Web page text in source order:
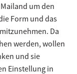
um den
Form und das
Da
werden, wollen
und sie
Einstellung in